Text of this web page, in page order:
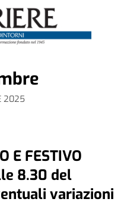
2025
E FESTIVO
8.30 del
variazioni